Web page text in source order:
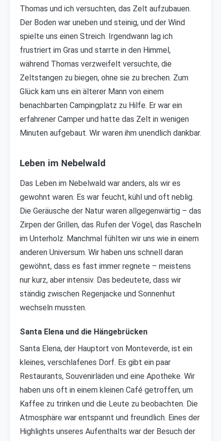
Thomas und ich versuchten, das Zelt aufzubauen.
Der Boden war uneben und steinig, und der Wind
spielte uns einen Streich. Irgendwann lag ich
frustriert im Gras und starrte in den Himmel,
während Thomas verzweifelt versuchte, die
Zeltstangen zu biegen, ohne sie zu brechen. Zum
Glück kam uns ein älterer Mann von einem
benachbarten Campingplatz zu Hilfe. Er war ein
erfahrener Camper und hatte das Zelt in wenigen
Minuten aufgebaut. Wir waren ihm unendlich dankbar.
Leben im Nebelwald
Das Leben im Nebelwald war anders, als wir es
gewohnt waren. Es war feucht, kühl und oft neblig.
Die Geräusche der Natur waren allgegenwärtig – das
Zirpen der Grillen, das Rufen der Vögel, das Rascheln
im Unterholz. Manchmal fühlten wir uns wie in einem
anderen Universum. Wir haben uns schnell daran
gewöhnt, dass es fast immer regnete – meistens
nur kurz, aber intensiv. Das bedeutete, dass wir
ständig zwischen Regenjacke und Sonnenhut
wechseln mussten.
Santa Elena und die Hängebrücken
Santa Elena, der Hauptort von Monteverde, ist ein
kleines, verschlafenes Dorf. Es gibt ein paar
Restaurants, Souvenirläden und eine Apotheke. Wir
haben uns oft in einem kleinen Café getroffen, um
Kaffee zu trinken und die Leute zu beobachten. Die
Atmosphäre war entspannt und freundlich. Eines der
Highlights unseres Aufenthalts war der Besuch der